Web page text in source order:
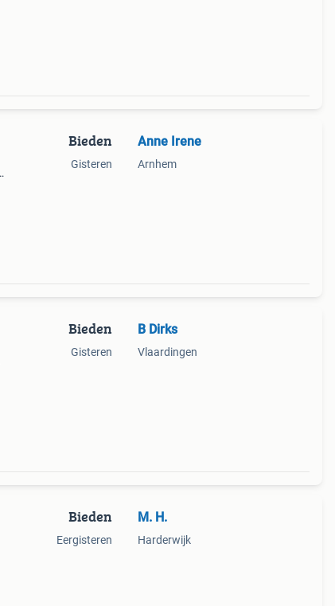
Bieden
Gisteren
Anne Irene
Arnhem
Bieden
Gisteren
B Dirks
Vlaardingen
Bieden
Eergisteren
M. H.
Harderwijk